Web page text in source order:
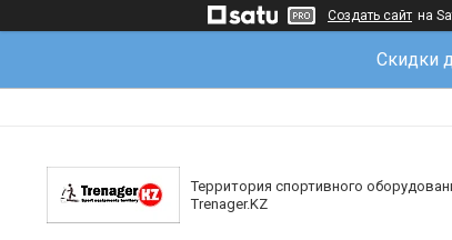
Создать сайт на
Скидки
Территория спортивного
Trenager.KZ